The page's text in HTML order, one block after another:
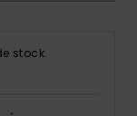
stock.